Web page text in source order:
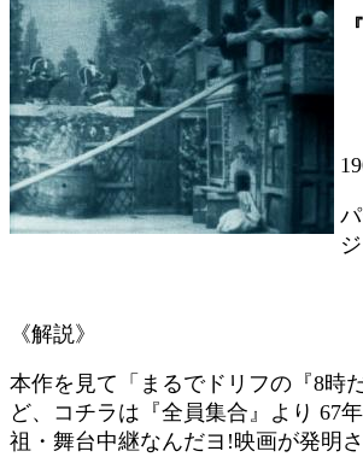
《解説》
本作を見て「まるでドリフの『8時
ど、コチラは『全員集合』より 67
祖・舞台中継なんだヨ!映画が発明